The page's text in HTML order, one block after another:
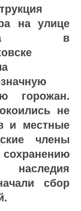
на улице
в
горожан.
не
и местные
члены
наследия
сбор